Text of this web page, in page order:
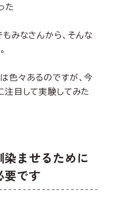
た
もみなさんから、そんな
色々あるのですが、今
注目して実験してみた
ませるために
要です